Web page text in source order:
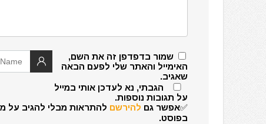
שמור בדפדפן זה את השם,
האימייל והאתר שלי לפעם הבאה
שאגיב.
הגבתי, נא לעדכן אותי במייל
על תגובות נוספות.
✅אפשר גם להירשם להתראות מבלי להגיב על
בפוסט.